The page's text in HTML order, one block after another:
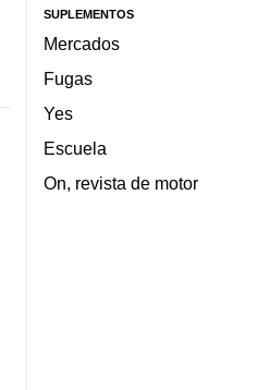
SUPLEMENTOS
Mercados
Fugas
Yes
Escuela
On, revista de motor